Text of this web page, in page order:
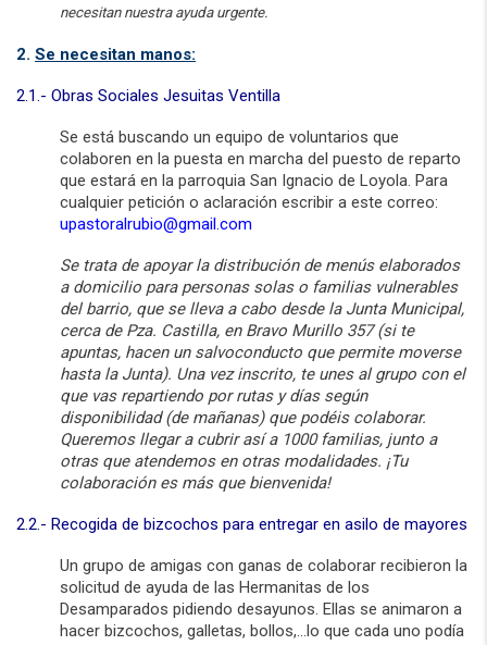
necesitan nuestra ayuda urgente.
2. Se necesitan manos:
2.1.- Obras Sociales Jesuitas Ventilla
Se está buscando un equipo de voluntarios que
colaboren en la puesta en marcha del puesto de reparto
que estará en la parroquia San Ignacio de Loyola. Para
cualquier petición o aclaración escribir a este correo:
upastoralrubio@gmail.com
Se trata de apoyar la distribución de menús elaborados
a domicilio para personas solas o familias vulnerables
del barrio, que se lleva a cabo desde la Junta Municipal,
cerca de Pza. Castilla, en Bravo Murillo 357 (si te
apuntas, hacen un salvoconducto que permite moverse
hasta la Junta). Una vez inscrito, te unes al grupo con el
que vas repartiendo por rutas y días según
disponibilidad (de mañanas) que podéis colaborar.
Queremos llegar a cubrir así a 1000 familias, junto a
otras que atendemos en otras modalidades. ¡Tu
colaboración es más que bienvenida!
2.2.- Recogida de bizcochos para entregar en asilo de mayores
Un grupo de amigas con ganas de colaborar recibieron la
solicitud de ayuda de las Hermanitas de los
Desamparados pidiendo desayunos. Ellas se animaron a
hacer bizcochos, galletas, bollos,…lo que cada uno podía